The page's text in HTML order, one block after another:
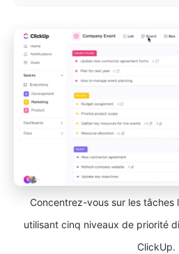
Concentrez-vous sur les tâches
utilisant cinq niveaux de priorité
ClickUp.